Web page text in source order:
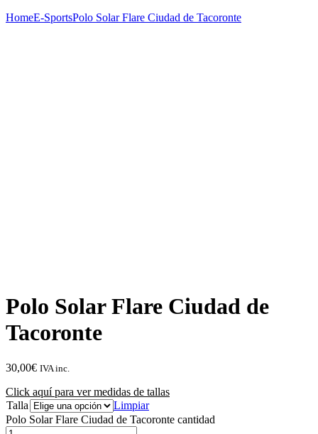
HomeE-SportsPolo Solar Flare Ciudad de Tacoronte
Polo Solar Flare Ciudad de
Tacoronte
30,00€ IVA inc.
Click aquí para ver medidas de tallas
Talla
Limpiar
Polo Solar Flare Ciudad de Tacoronte cantidad